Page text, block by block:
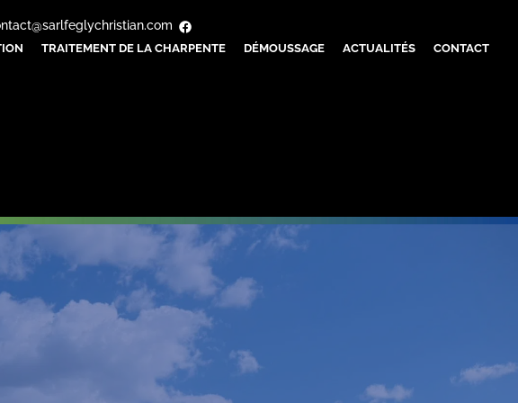
TRAITEMENT DE LA CHARPENTE DÉMOUSSAGE ACTUALITÉS CONTACT